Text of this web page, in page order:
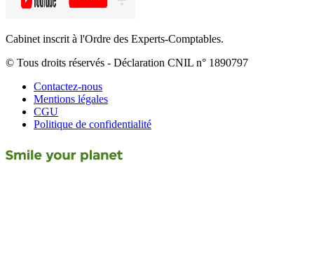
Cabinet inscrit à l'Ordre des Experts-Comptables.
© Tous droits réservés - Déclaration CNIL n° 1890797
Contactez-nous
Mentions légales
CGU
Politique de confidentialité